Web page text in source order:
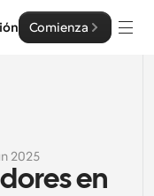
Comienza
2025
en